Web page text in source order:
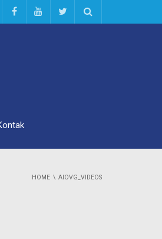
HOME AIOVG_VIDEOS